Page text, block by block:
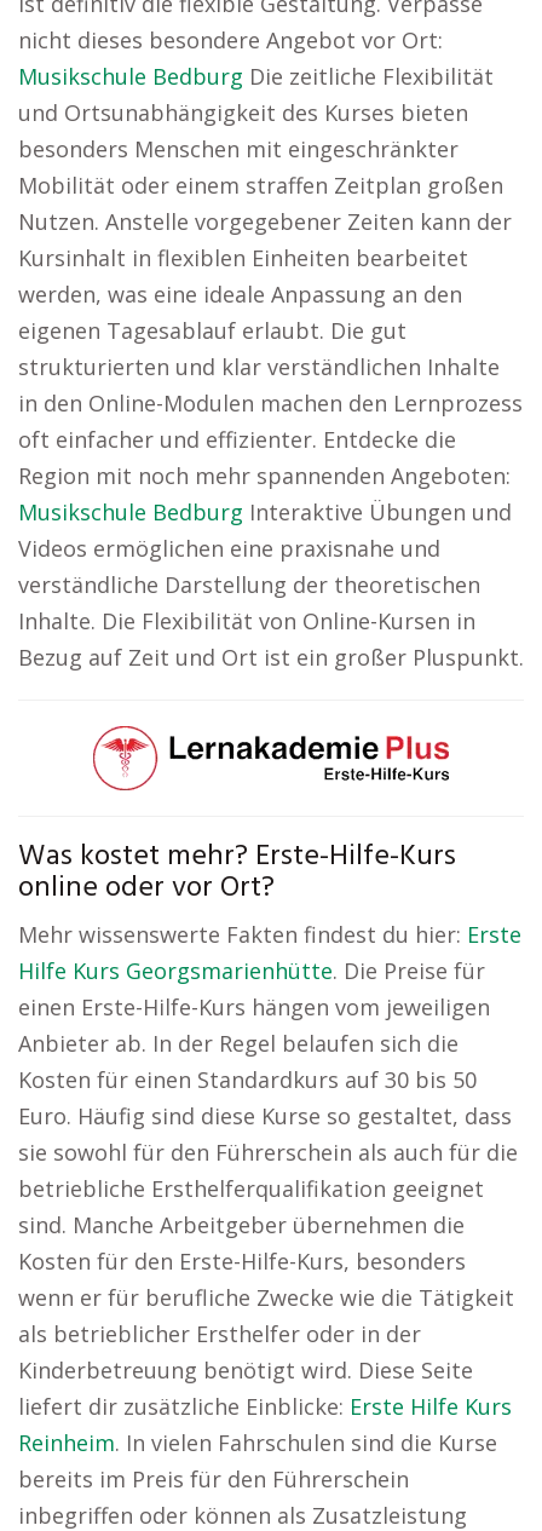
nicht dieses besondere Angebot vor Ort:
Musikschule Bedburg Die zeitliche Flexibilität
und Ortsunabhängigkeit des Kurses bieten
besonders Menschen mit eingeschränkter
Mobilität oder einem straffen Zeitplan großen
Nutzen. Anstelle vorgegebener Zeiten kann der
Kursinhalt in flexiblen Einheiten bearbeitet
werden, was eine ideale Anpassung an den
eigenen Tagesablauf erlaubt. Die gut
strukturierten und klar verständlichen Inhalte
in den Online-Modulen machen den Lernprozess
oft einfacher und effizienter. Entdecke die
Region mit noch mehr spannenden Angeboten:
Musikschule Bedburg Interaktive Übungen und
Videos ermöglichen eine praxisnahe und
verständliche Darstellung der theoretischen
Inhalte. Die Flexibilität von Online-Kursen in
Bezug auf Zeit und Ort ist ein großer Pluspunkt.
Was kostet mehr? Erste-Hilfe-Kurs
online oder vor Ort?
Mehr wissenswerte Fakten findest du hier: Erste
Hilfe Kurs Georgsmarienhütte. Die Preise für
einen Erste-Hilfe-Kurs hängen vom jeweiligen
Anbieter ab. In der Regel belaufen sich die
Kosten für einen Standardkurs auf 30 bis 50
Euro. Häufig sind diese Kurse so gestaltet, dass
sie sowohl für den Führerschein als auch für die
betriebliche Ersthelferqualifikation geeignet
sind. Manche Arbeitgeber übernehmen die
Kosten für den Erste-Hilfe-Kurs, besonders
wenn er für berufliche Zwecke wie die Tätigkeit
als betrieblicher Ersthelfer oder in der
Kinderbetreuung benötigt wird. Diese Seite
liefert dir zusätzliche Einblicke: Erste Hilfe Kurs
Reinheim. In vielen Fahrschulen sind die Kurse
bereits im Preis für den Führerschein
inbegriffen oder können als Zusatzleistung